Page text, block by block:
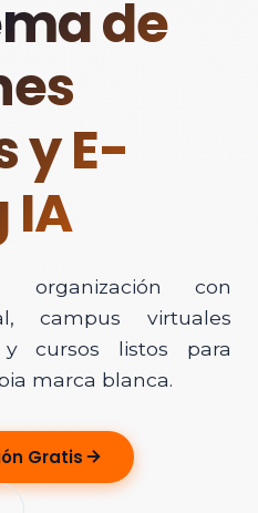
de
y E-
IA
organización con
campus virtuales
y cursos listos para
marca blanca.
Gratis